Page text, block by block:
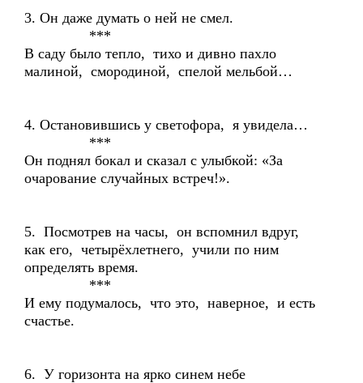
3. Он даже думать о ней не смел.
***
В саду было тепло, тихо и дивно пахло
малиной, смородиной, спелой мельбой…
4. Остановившись у светофора, я увидела…
***
Он поднял бокал и сказал с улыбкой: «За
очарование случайных встреч!».
5. Посмотрев на часы, он вспомнил вдруг,
как его, четырёхлетнего, учили по ним
определять время.
***
И ему подумалось, что это, наверное, и есть
счастье.
6. У горизонта на ярко синем небе